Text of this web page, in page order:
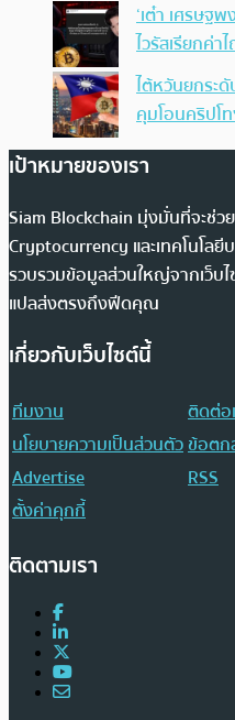
‘เต๋า เศรษฐ
ไวรัสเรียกค่า
ไต้หวันยกระ
คุมโอนคริปโ
เป้าหมายของเรา
Siam Blockchain มุ่งมั่นที่จะช่ว
Cryptocurrency และเทคโนโล
รวบรวมข้อมูลส่วนใหญ่จากเว็บไ
แปลส่งตรงถึงฟีดคุณ
เกี่ยวกับเว็บไซต์นี้
ทีมงาน
ติดต่อ
นโยบายความเป็นส่วนตัวข้อตก
Advertise
RSS
ตั้งค่าคุกกี้
ติดตามเรา